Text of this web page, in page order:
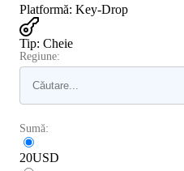
Platformă: Key-Drop
Tip: Cheie
Regiune:
Sumă:
20USD